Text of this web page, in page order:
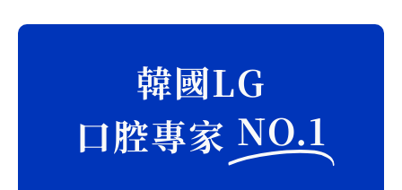
韓國LG
口腔專家 NO.1
搜